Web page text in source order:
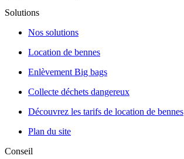
Solutions
Nos solutions
Location de bennes
Enlèvement Big bags
Collecte déchets dangereux
Découvrez les tarifs de location de bennes
Plan du site
Conseil